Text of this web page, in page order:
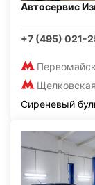
Автосервис
+7 (495) 021-
Щелковская
Сиреневый